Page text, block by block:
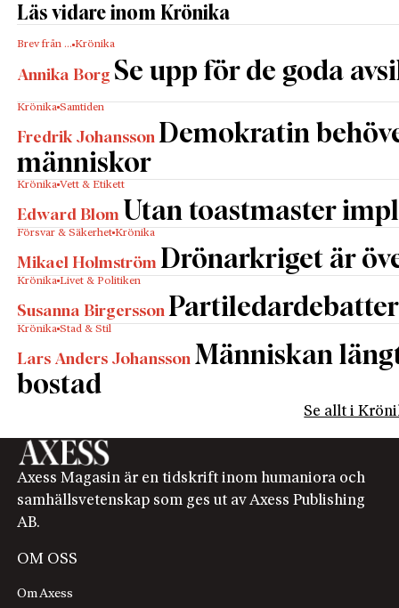
Läs vidare inom Krönika
Brev från … Krönika
Annika Borg Se upp för de goda
Krönika Samtiden
Fredrik Johansson Demokratin
människor
Krönika Vett & Etikett
Edward Blom Utan toastmaster
Försvar & Säkerhet Krönika
Mikael Holmström Drönarkriget är
Krönika Livet & Politiken
Susanna Birgersson
Krönika Stad & Stil
Lars Anders Johansson Människan
bostad
Se allt i
Axess Magasin är en tidskrift inom humaniora och
samhällsvetenskap som ges ut av Axess Publishing
AB.
OM OSS
Om Axess